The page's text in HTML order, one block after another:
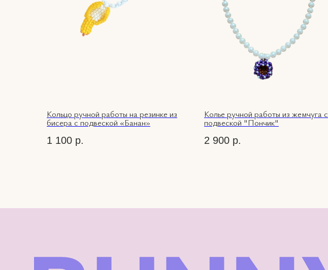
Кольцо ручной работы на резинке из
бисера с подвеской «Банан»
1 100 р.
Колье ручной работы из жемчуга с
подвеской "Пончик"
2 900 р.
НАС
INSTAGRAM*
TELEGRAM